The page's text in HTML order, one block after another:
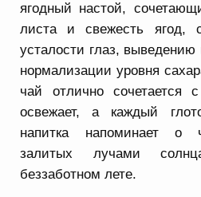
ягодный настой,
листа и свежесть ягод,
усталости глаз, выведению
нормализации уровня
чай отлично сочетается
освежает, а каждый
напитка напоминает о
залитых лучами
беззаботном лете.